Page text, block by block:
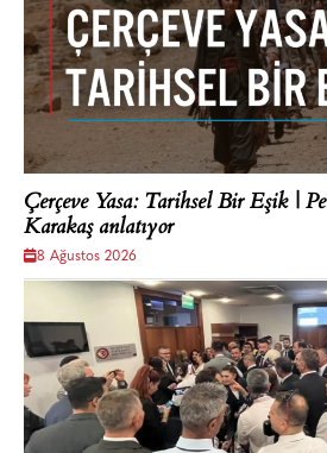
Çerçeve Yasa: Tarihsel Bir Eşik |
Karakaş anlatıyor
8 Ağustos 2026